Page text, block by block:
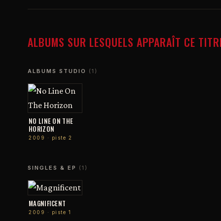
ALBUMS SUR LESQUELS APPARAÎT CE
ALBUMS STUDIO (1)
NO LINE ON THE
HORIZON
2009 · piste 2
SINGLES & EP (1)
MAGNIFICENT
2009 · piste 1